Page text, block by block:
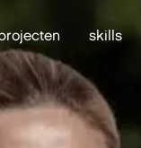
skills